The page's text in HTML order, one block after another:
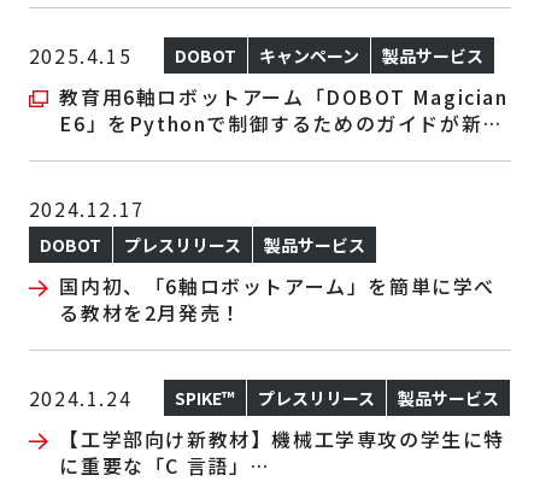
2025.4.15 DOBOT キャンペーン 製品サービス
教育用6軸ロボットアーム「DOBOT Magician
E6」をPythonで制御するためのガイドが新登
2024.12.17
DOBOT プレスリリース 製品サービス
国内初、「6軸ロボットアーム」を簡単に学べ
る教材を2月発売！
2024.1.24 SPIKE™ プレスリリース 製品サービス
【工学部向け新教材】機械工学専攻の学生に特
に重要な「C 言語」